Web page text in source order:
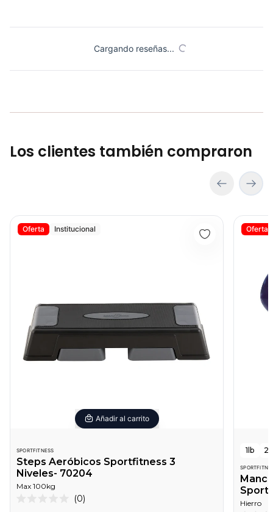
Cargando reseñas...
Los clientes también compraron
Steps Aeróbicos Sportfitness 3 Niveles- 70204
Oferta Institucional
Añadir al carrito
SPORTFITNESS
Steps Aeróbicos Sportfitness 3
Niveles- 70204
Max 100kg
0
Oferta
1lb
Hierro